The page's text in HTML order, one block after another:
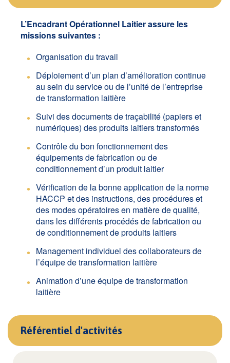
L’Encadrant Opérationnel Laitier assure les
missions suivantes :
Organisation du travail
Déploiement d’un plan d’amélioration continue
au sein du service ou de l’unité de l’entreprise
de transformation laitière
Suivi des documents de traçabilité (papiers et
numériques) des produits laitiers transformés
Contrôle du bon fonctionnement des
équipements de fabrication ou de
conditionnement d’un produit laitier
Vérification de la bonne application de la norme
HACCP et des instructions, des procédures et
des modes opératoires en matière de qualité,
dans les différents procédés de fabrication ou
de conditionnement de produits laitiers
Management individuel des collaborateurs de
l’équipe de transformation laitière
Animation d’une équipe de transformation
laitière
Référentiel d'activités